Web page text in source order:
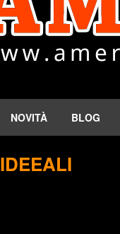
NOVITÀ BLOG
IDEEALI